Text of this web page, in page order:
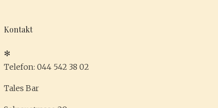
Kontakt
✻
Telefon: 044 542 38 02
Tales Bar